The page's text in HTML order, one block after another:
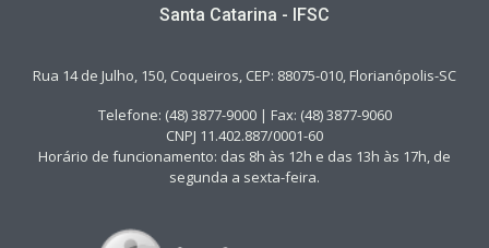
Santa Catarina - IFSC
Rua 14 de Julho, 150, Coqueiros, CEP: 88075-010, Florianópolis-SC
Telefone: (48) 3877-9000 | Fax: (48) 3877-9060
CNPJ 11.402.887/0001-60
Horário de funcionamento: das 8h às 12h e das 13h às 17h, de
segunda a sexta-feira.